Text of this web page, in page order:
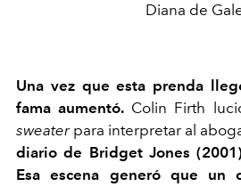
Diana de
Una vez que esta prenda
fama aumentó. Colin Firth
sweaterpara interpretar al
diario de Bridget Jones (2001)
Esa escena generó que un